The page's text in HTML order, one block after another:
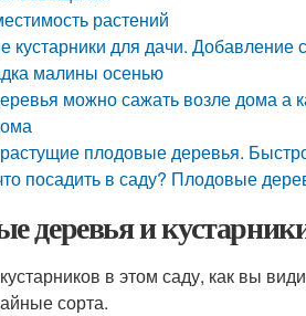
растений
кустарники для дачи. Добавление
малины осенью
можно сажать возле дома а
плодовые деревья.
посадить в саду? Плодовые
деревья и
в этом саду, как вы
сорта.